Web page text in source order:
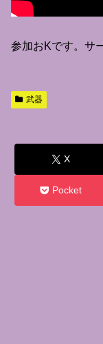
参加おKです。サ
武器
X
Pocket